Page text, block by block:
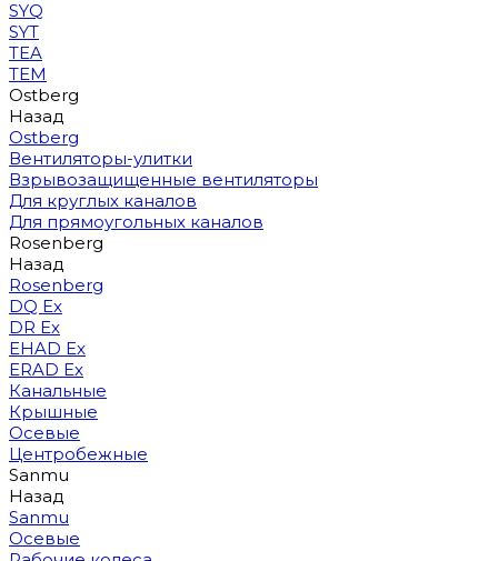
SYQ
SYT
TEA
TEM
Ostberg
Назад
Ostberg
Вентиляторы-улитки
Взрывозащищенные вентиляторы
Для круглых каналов
Для прямоугольных каналов
Rosenberg
Назад
Rosenberg
DQ Ex
DR Ex
EHAD Ex
ERAD Ex
Канальные
Крышные
Осевые
Центробежные
Sanmu
Назад
Sanmu
Осевые